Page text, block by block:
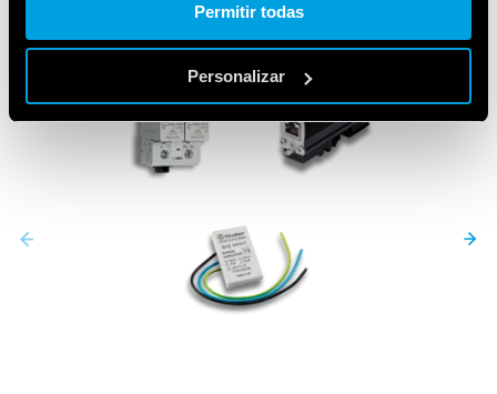
Permitir todas
Personalizar